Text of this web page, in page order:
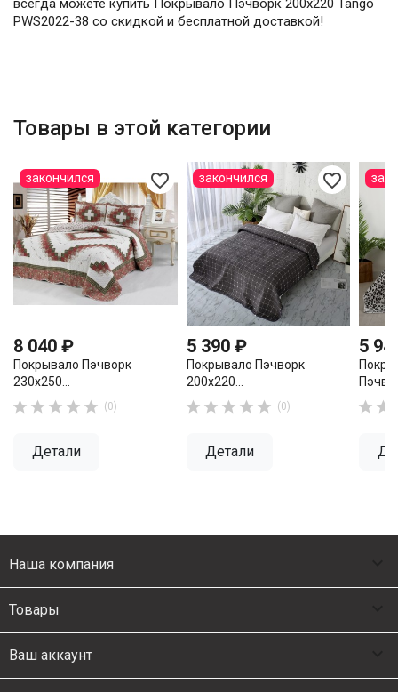
всегда можете купить Покрывало Пэчворк 200х220 Tango
PWS2022-38 со скидкой и бесплатной доставкой!
Товары в этой категории
favorite_border
8 040 ₽
Покрывало Пэчворк
230х250...
     (0)
Детали
закончился favorite_border
5 390 ₽
Покрывало Пэчворк
200х220...
     (0)
Детали
закончился
5
 
Наша компания
Товары
Ваш аккаунт